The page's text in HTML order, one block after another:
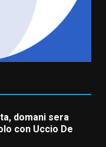
Fasano apre
di
domani sera
con Uccio De